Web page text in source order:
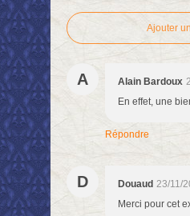
Ajouter
A Alain Bardoux
En effet, une
Répondre
D Douaud 23/11/
Merci pour cet